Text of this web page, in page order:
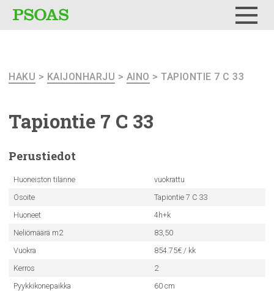
HAKU > KAIJONHARJU > AINO > TAPIONTIE 7 C 33
Tapiontie 7 C 33
Perustiedot
Huoneiston tilanne
vuokrattu
Osoite
Tapiontie 7 C 33
Huoneet
4h+k
Neliömäärä m2
83,50
Vuokra
854.75€ / kk
Kerros
2
Pyykkikonepaikka
60 cm